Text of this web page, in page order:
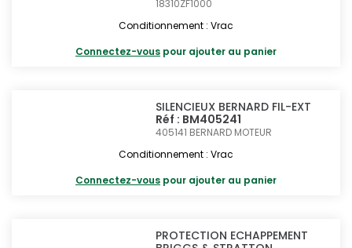
18310ZF1000
Conditionnement : Vrac
Connectez-vous pour ajouter au panier
SILENCIEUX BERNARD FIL-EXT
Réf : BM405241
405141 BERNARD MOTEUR
Conditionnement : Vrac
Connectez-vous pour ajouter au panier
PROTECTION ECHAPPEMENT